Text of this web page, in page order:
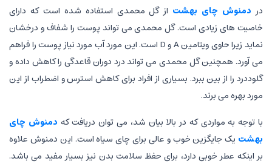
در دمنوش چای بهشت از گل محمدی استفاده شده است که دارای
خاصیت های زیادی است. گل محمدی می تواند پوست را شفاف و درخشان
نماید زیرا حاوی ویتامین A و D است. این مورد آب مورد نیاز پوست را فراهم
می آورد. همچنین گل محمدی می تواند درد دوران قاعدگی را کاهش داده و
گلوددرد را از بین ببرد. بسیاری از افراد برای کاهش استرس و اضطراب از این
مورد بهره می برند.
با توجه به مواردی که در بالا بیان شد، می توان دریافت که دمنوش چای
بهشت یک جایگزین خوب و عالی برای چای سیاه است. این دمنوش علاوه
بر اینکه عطر خوبی دارد، برای حفظ سلامت بدن نیز بسیار مفید می باشد.